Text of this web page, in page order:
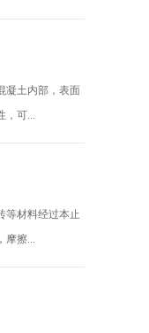
凝土内部，表面
，可...
等材料经过本止
摩擦...